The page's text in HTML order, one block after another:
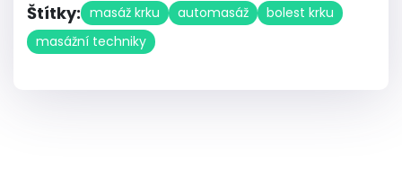
Štítky: masáž krku automasáž
bolest krku
masážní techniky